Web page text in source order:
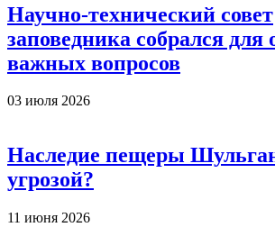
Научно-технический совет
заповедника собрался для
важных вопросов
03 июля 2026
Наследие пещеры
угрозой?
11 июня 2026